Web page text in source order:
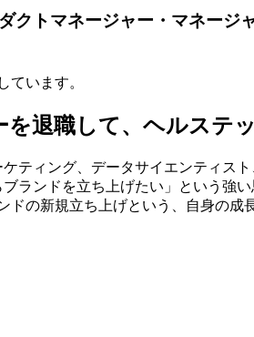
トマネージャー・マネージ
ています。
退職して、ヘルステ
ティング、データサイエンティス
ランドを立ち上げたい」という
の新規立ち上げという、自身の